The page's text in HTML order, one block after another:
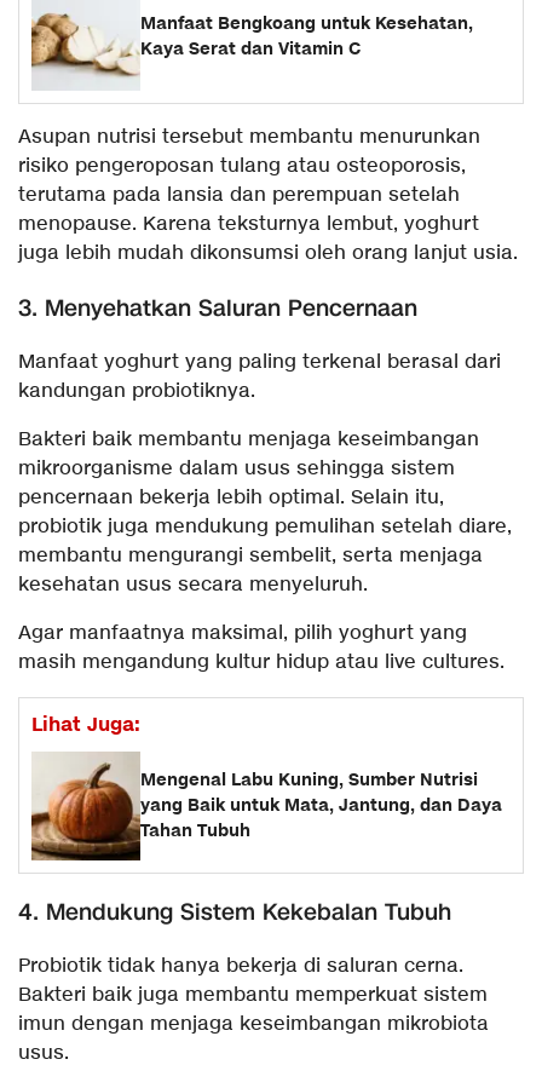
Manfaat Bengkoang untuk Kesehatan,
Kaya Serat dan Vitamin C
Asupan nutrisi tersebut membantu menurunkan
risiko pengeroposan tulang atau osteoporosis,
terutama pada lansia dan perempuan setelah
menopause. Karena teksturnya lembut, yoghurt
juga lebih mudah dikonsumsi oleh orang lanjut usia.
3. Menyehatkan Saluran Pencernaan
Manfaat yoghurt yang paling terkenal berasal dari
kandungan probiotiknya.
Bakteri baik membantu menjaga keseimbangan
mikroorganisme dalam usus sehingga sistem
pencernaan bekerja lebih optimal. Selain itu,
probiotik juga mendukung pemulihan setelah diare,
membantu mengurangi sembelit, serta menjaga
kesehatan usus secara menyeluruh.
Agar manfaatnya maksimal, pilih yoghurt yang
masih mengandung kultur hidup atau live cultures.
Lihat Juga:
Mengenal Labu Kuning, Sumber Nutrisi
yang Baik untuk Mata, Jantung, dan Daya
Tahan Tubuh
4. Mendukung Sistem Kekebalan Tubuh
Probiotik tidak hanya bekerja di saluran cerna.
Bakteri baik juga membantu memperkuat sistem
imun dengan menjaga keseimbangan mikrobiota
usus.